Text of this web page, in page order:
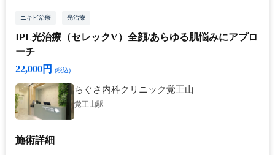
ニキビ治療 光治療
IPL光治療（セレックV）全顔/あらゆる肌悩みにアプロ
ーチ
22,000円
(税込)
ちぐさ内科クリニック覚王山
覚王山駅
施術詳細